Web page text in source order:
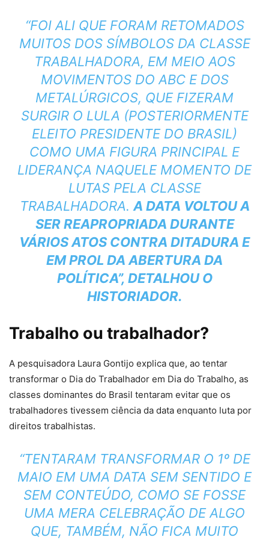
“FOI ALI QUE FORAM RETOMADOS
MUITOS DOS SÍMBOLOS DA CLASSE
TRABALHADORA, EM MEIO AOS
MOVIMENTOS DO ABC E DOS
METALÚRGICOS, QUE FIZERAM
SURGIR O LULA (POSTERIORMENTE
ELEITO PRESIDENTE DO BRASIL)
COMO UMA FIGURA PRINCIPAL E
LIDERANÇA NAQUELE MOMENTO DE
LUTAS PELA CLASSE
TRABALHADORA. A DATA VOLTOU A
SER REAPROPRIADA DURANTE
VÁRIOS ATOS CONTRA DITADURA E
EM PROL DA ABERTURA DA
POLÍTICA”, DETALHOU O
HISTORIADOR.
Trabalho ou trabalhador?
A pesquisadora Laura Gontijo explica que, ao tentar
transformar o Dia do Trabalhador em Dia do Trabalho, as
classes dominantes do Brasil tentaram evitar que os
trabalhadores tivessem ciência da data enquanto luta por
direitos trabalhistas.
“TENTARAM TRANSFORMAR O 1º DE
MAIO EM UMA DATA SEM SENTIDO E
SEM CONTEÚDO, COMO SE FOSSE
UMA MERA CELEBRAÇÃO DE ALGO
QUE, TAMBÉM, NÃO FICA MUITO